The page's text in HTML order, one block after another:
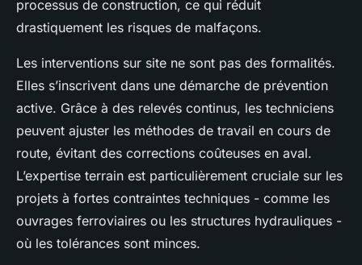
processus de construction, ce qui réduit
drastiquement les risques de malfaçons.
Les interventions sur site ne sont pas des formalités.
Elles s’inscrivent dans une démarche de prévention
active. Grâce à des relevés continus, les techniciens
peuvent ajuster les méthodes de travail en cours de
route, évitant des corrections coûteuses en aval.
L’expertise terrain est particulièrement cruciale sur les
projets à fortes contraintes techniques - comme les
ouvrages ferroviaires ou les structures hydrauliques -
où les tolérances sont minces.